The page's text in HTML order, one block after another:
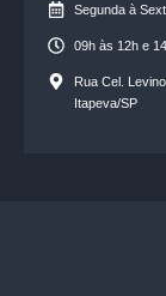
Segunda à
09h às 12h e
Rua Cel.
Itapeva/SP